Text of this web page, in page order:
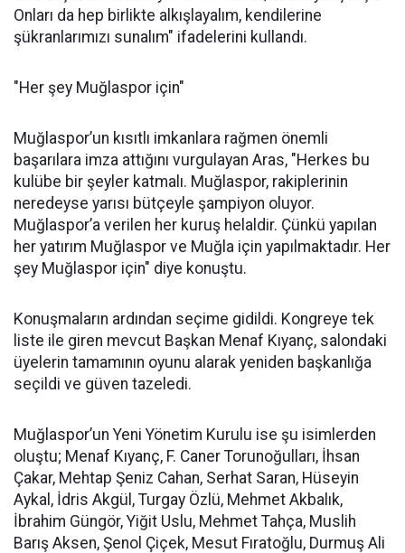
Onları da hep birlikte alkışlayalım, kendilerine
şükranlarımızı sunalım" ifadelerini kullandı.
"Her şey Muğlaspor için"
Muğlaspor’un kısıtlı imkanlara rağmen önemli
başarılara imza attığını vurgulayan Aras, "Herkes bu
kulübe bir şeyler katmalı. Muğlaspor, rakiplerinin
neredeyse yarısı bütçeyle şampiyon oluyor.
Muğlaspor’a verilen her kuruş helaldir. Çünkü yapılan
her yatırım Muğlaspor ve Muğla için yapılmaktadır. Her
şey Muğlaspor için" diye konuştu.
Konuşmaların ardından seçime gidildi. Kongreye tek
liste ile giren mevcut Başkan Menaf Kıyanç, salondaki
üyelerin tamamının oyunu alarak yeniden başkanlığa
seçildi ve güven tazeledi.
Muğlaspor’un Yeni Yönetim Kurulu ise şu isimlerden
oluştu; Menaf Kıyanç, F. Caner Torunoğulları, İhsan
Çakar, Mehtap Şeniz Cahan, Serhat Saran, Hüseyin
Aykal, İdris Akgül, Turgay Özlü, Mehmet Akbalık,
İbrahim Güngör, Yiğit Uslu, Mehmet Tahça, Muslih
Barış Aksen, Şenol Çiçek, Mesut Fıratoğlu, Durmuş Ali